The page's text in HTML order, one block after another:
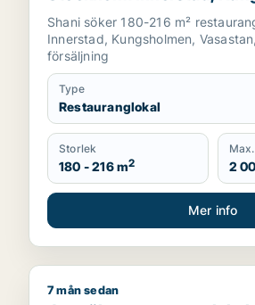
Vasastan m.fl.
Shani söker 180-216 m²
Innerstad, Kungsholmen,
försäljning
Type
Restauranglokal
Storlek
180 - 216 m2 2
Mer info
Jag söker restauranglokal till
7 mån sedan